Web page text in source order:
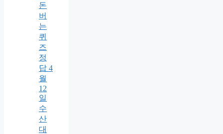
돈
버
는
퀴
즈
정
답 4
월
12
일
수
산
대